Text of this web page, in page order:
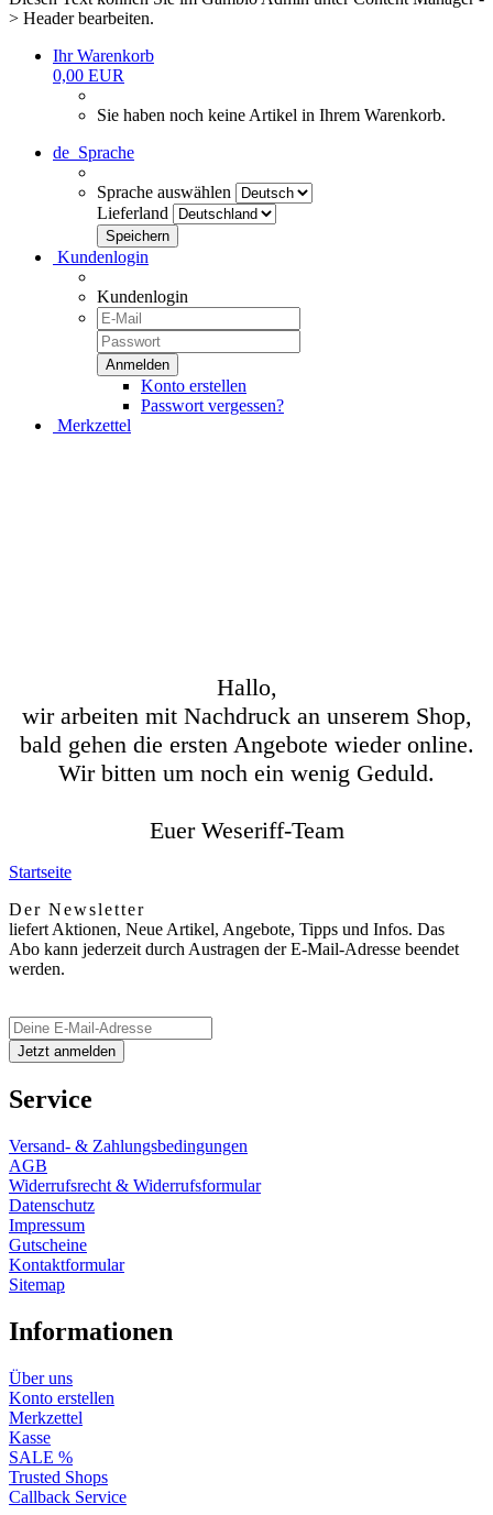
> Header bearbeiten.
Ihr Warenkorb
0,00 EUR
Sie haben noch keine Artikel in Ihrem Warenkorb.
de Sprache
Sprache auswählen
Lieferland
Kundenlogin
Kundenlogin
Konto erstellen
Passwort vergessen?
Merkzettel
Hallo,
wir arbeiten mit Nachdruck an unserem Shop,
bald gehen die ersten Angebote wieder online.
Wir bitten um noch ein wenig Geduld.
Euer Weseriff-Team
Startseite
Der Newsletter
liefert Aktionen, Neue Artikel, Angebote, Tipps und Infos. Das
Abo kann jederzeit durch Austragen der E-Mail-Adresse beendet
werden.
Service
Versand- & Zahlungsbedingungen
AGB
Widerrufsrecht & Widerrufsformular
Datenschutz
Impressum
Gutscheine
Kontaktformular
Sitemap
Informationen
Über uns
Konto erstellen
Merkzettel
Kasse
SALE %
Trusted Shops
Callback Service